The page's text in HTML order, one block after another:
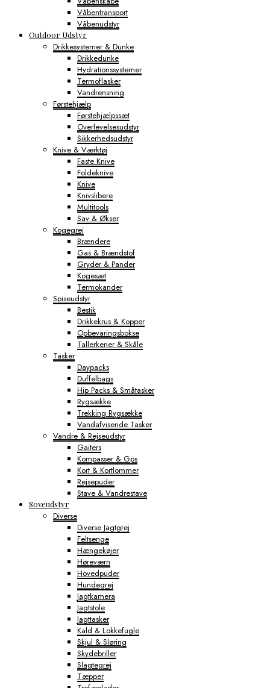
Våbentransport
Våbenudstyr
Outdoor Udstyr
Drikkesystemer & Dunke
Drikkedunke
Hydrationssystemer
Termoflasker
Vandrensning
Førstehjælp
Førstehjælpssæt
Overlevelsesudstyr
Sikkerhedsudstyr
Knive & Værktøj
Faste Knive
Foldeknive
Knive
Knivslibere
Multitools
Sav & Økser
Kogegrej
Brændere
Gas & Brændstof
Gryder & Pander
Kogesæt
Termokander
Spiseudstyr
Bestik
Drikkekrus & Kopper
Opbevaringsbokse
Tallerkener & Skåle
Tasker
Daypacks
Duffelbags
Hip Packs & Småtasker
Rygsække
Trekking Rygsække
Vandafvisende Tasker
Vandre & Rejseudstyr
Gaiters
Kompasser & Gps
Kort & Kortlommer
Rejsepuder
Stave & Vandrestave
Soveudstyr
Diverse
Diverse Jagtgrej
Feltsenge
Hængekøjer
Høreværn
Hovedpuder
Hundegrej
Jagtkamera
Jagtstole
Jagttasker
Kald & Lokkefugle
Skjul & Sløring
Skydebriller
Slagtegrej
Tæpper